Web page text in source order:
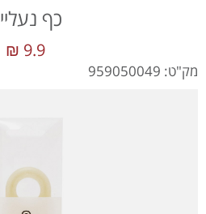
כף
9.9 ₪
מק"ט: 959050049